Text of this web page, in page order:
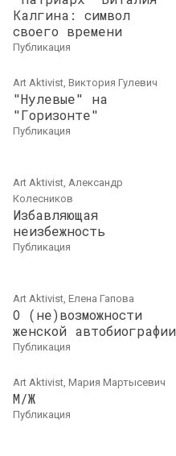
Калгина: символ
своего времени
публикация
Art Aktivist, Виктория Гулевич
"Нулевые" на
"Горизонте"
публикация
Art Aktivist, Александр
Колесников
Избавляющая
неизбежность
публикация
Art Aktivist, Елена Гапова
О (не)возможности
женской автобиографии
публикация
Art Aktivist, Мария Мартысевич
М/Ж
публикация